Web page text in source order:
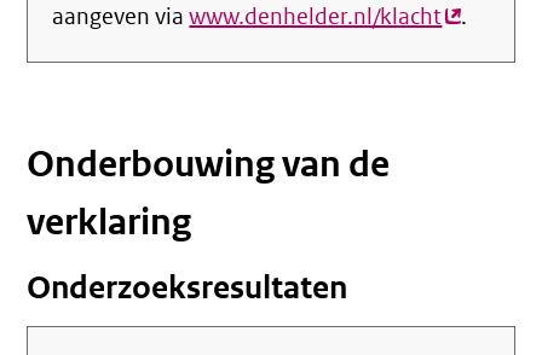
aangeven viawww.denhelder.nl/klacht(externe
link)
.
Onderbouwing van de
verklaring
Onderzoeksresultaten